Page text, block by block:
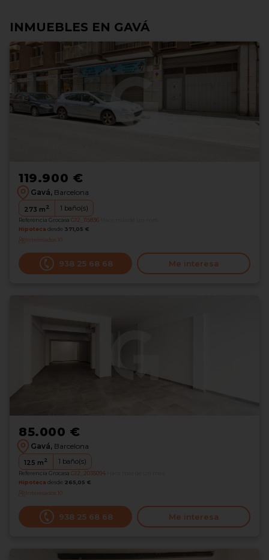
INMUEBLES EN GAVÁ
119.900 €
Gavá, Barcelona
273 m2 1 baño(s)
Referencia Grocasa G12_115836
Hipoteca desde 371,05 €
Interesados 10
938 25 68 68 Me interesa
85.000 €
Gavá, Barcelona
125 m2 1 baño(s)
Referencia Grocasa G12_2035094
Hipoteca desde 265,05 €
Interesados 10
938 25 68 68 Me interesa